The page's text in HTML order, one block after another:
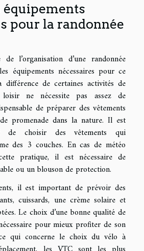
équipements
pour la randonnée
l’organisation d’une randonnée
équipements nécessaires pour ce
de certaines activités de
loisir ne nécessite pas assez de
de préparer des vêtements
promenade dans la nature. Il est
de choisir des vêtements qui
des 3 couches. En cas de météo
pratique, il est nécessaire de
ou un blouson de protection.
il est important de prévoir des
cuissards, une crème solaire et
Le choix d’une bonne qualité de
pour mieux profiter de son
qui concerne le choix du vélo à